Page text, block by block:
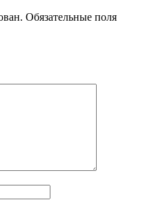
Обязательные поля